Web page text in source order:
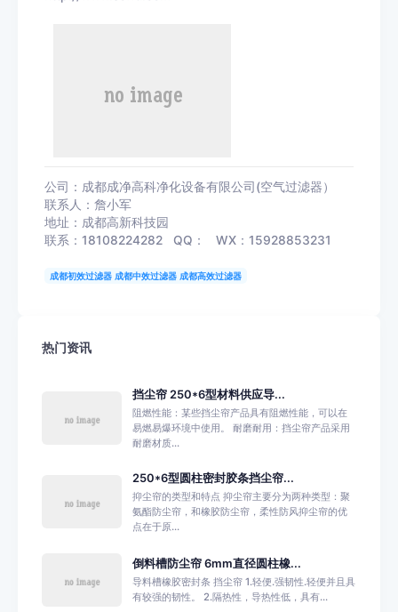
公司：成都成净高科净化设备有限公司(空气过滤器）
联系人：詹小军
地址：成都高新科技园
联系：18108224282 QQ： WX：15928853231
成都初效过滤器 成都中效过滤器 成都高效过滤器
热门资讯
挡尘帘 250*6型材料供应导...
阻燃性能：某些挡尘帘产品具有阻燃性能，可以在
易燃易爆环境中使用。 耐磨耐用：挡尘帘产品采用
耐磨材质...
250*6型圆柱密封胶条挡尘帘...
抑尘帘的类型和特点 抑尘帘主要分为两种类型：聚
氨酯防尘帘，和橡胶防尘帘，柔性防风抑尘帘的优
点在于原...
倒料槽防尘帘 6mm直径圆柱橡...
导料槽橡胶密封条 挡尘帘 1.轻便.强韧性.轻便并且具
有较强的韧性。 2.隔热性，导热性低，具有...